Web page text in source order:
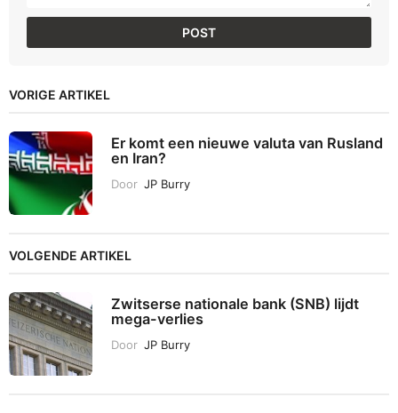
VORIGE ARTIKEL
Er komt een nieuwe valuta van Rusland
en Iran?
Door JP Burry
VOLGENDE ARTIKEL
Zwitserse nationale bank (SNB) lijdt
mega-verlies
Door JP Burry